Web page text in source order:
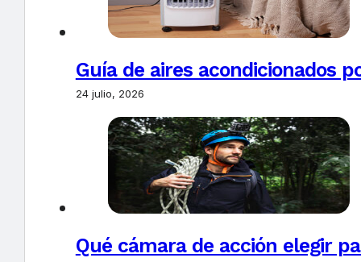
Guía de aires acondicionados
24 julio, 2026
Qué cámara de acción elegir